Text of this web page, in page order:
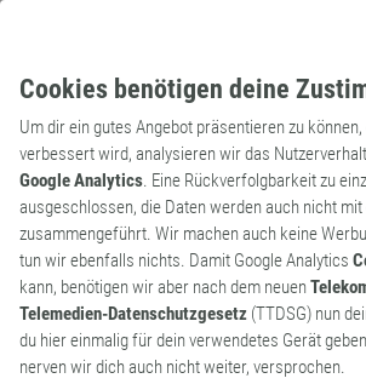
Cookies benötigen deine
Um dir ein gutes Angebot präsentieren zu
verbessert wird, analysieren wir das
Google Analytics. Eine Rückverfolgbarkeit zu
ausgeschlossen, die Daten werden auch nicht
zusammengeführt. Wir machen auch keine
tun wir ebenfalls nichts. Damit Google Analytics
kann, benötigen wir aber nach dem neuen
Telemedien-Datenschutzgesetz (TTDSG) nun
du hier einmalig für dein verwendetes Gerät
nerven wir dich auch nicht weiter, versprochen.
Substantiv
Zeidlerei
Die Zeidlerei (auch Zedlerei) ist das
gewerbsmäßige Sammeln von
oder halbwilder Bienenvölker, das vom